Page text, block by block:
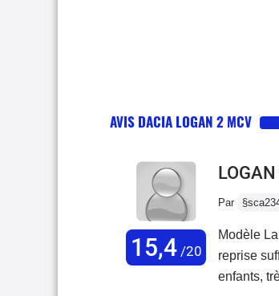
AVIS DACIA LOGAN 2 MCV
15,4/20
Par
Modèle
reprise
enfants,